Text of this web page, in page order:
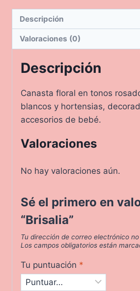
Descripción
Valoraciones (0)
Descripción
Canasta floral en tonos
blancos y hortensias,
accesorios de bebé.
Valoraciones
No hay valoraciones aún.
Sé el primero en
“Brisalia”
Tu dirección de correo electrónico
Los campos obligatorios están
Tu puntuación *